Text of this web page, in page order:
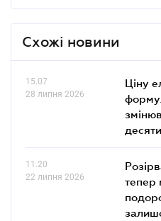
Схожі новини
15.07
28 липня 2026
Ціну
11.20
22 липня 2026
тепер